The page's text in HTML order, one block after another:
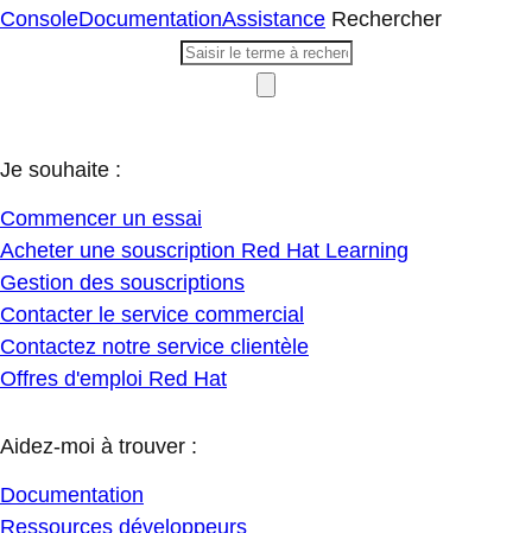
ConsoleDocumentationAssistance Rechercher
Je souhaite :
Commencer un essai
Acheter une souscription Red Hat Learning
Gestion des souscriptions
Contacter le service commercial
Contactez notre service clientèle
Offres d'emploi Red Hat
Aidez-moi à trouver :
Documentation
Ressources développeurs